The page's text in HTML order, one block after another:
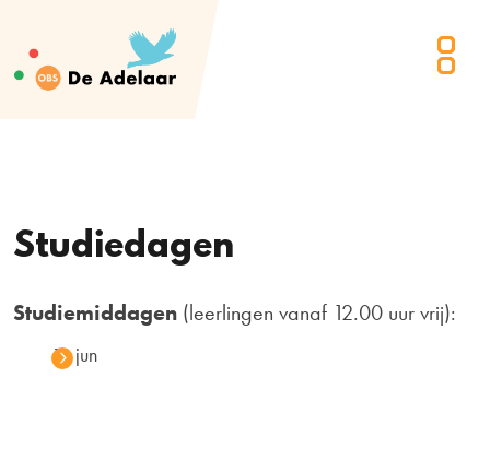
Studiedagen
Studiemiddagen (leerlingen vanaf 12.00 uur vrij):
18 jun